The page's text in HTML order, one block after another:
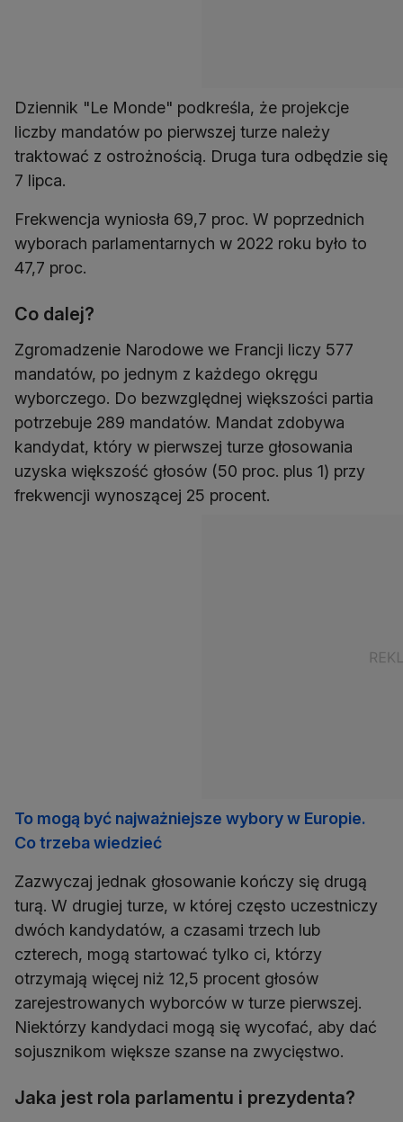
Dziennik "Le Monde" podkreśla, że projekcje
liczby mandatów po pierwszej turze należy
traktować z ostrożnością. Druga tura odbędzie się
7 lipca.
Frekwencja wyniosła 69,7 proc. W poprzednich
wyborach parlamentarnych w 2022 roku było to
47,7 proc.
Co dalej?
Zgromadzenie Narodowe we Francji liczy 577
mandatów, po jednym z każdego okręgu
wyborczego. Do bezwzględnej większości partia
potrzebuje 289 mandatów. Mandat zdobywa
kandydat, który w pierwszej turze głosowania
uzyska większość głosów (50 proc. plus 1) przy
frekwencji wynoszącej 25 procent.
To mogą być najważniejsze wybory w Europie.
Co trzeba wiedzieć
Zazwyczaj jednak głosowanie kończy się drugą
turą. W drugiej turze, w której często uczestniczy
dwóch kandydatów, a czasami trzech lub
czterech, mogą startować tylko ci, którzy
otrzymają więcej niż 12,5 procent głosów
zarejestrowanych wyborców w turze pierwszej.
Niektórzy kandydaci mogą się wycofać, aby dać
sojusznikom większe szanse na zwycięstwo.
Jaka jest rola parlamentu i prezydenta?